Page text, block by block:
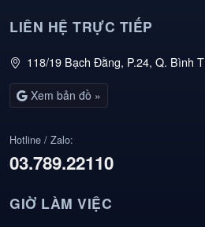
LIÊN HỆ TRỰC TIẾP
118/19 Bạch Đằng, P.24, Q. Bình
Xem bản đồ »
Hotline / Zalo:
03.789.22110
GIỜ LÀM VIỆC